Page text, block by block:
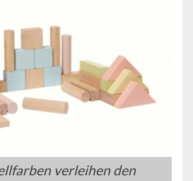
verleihen den